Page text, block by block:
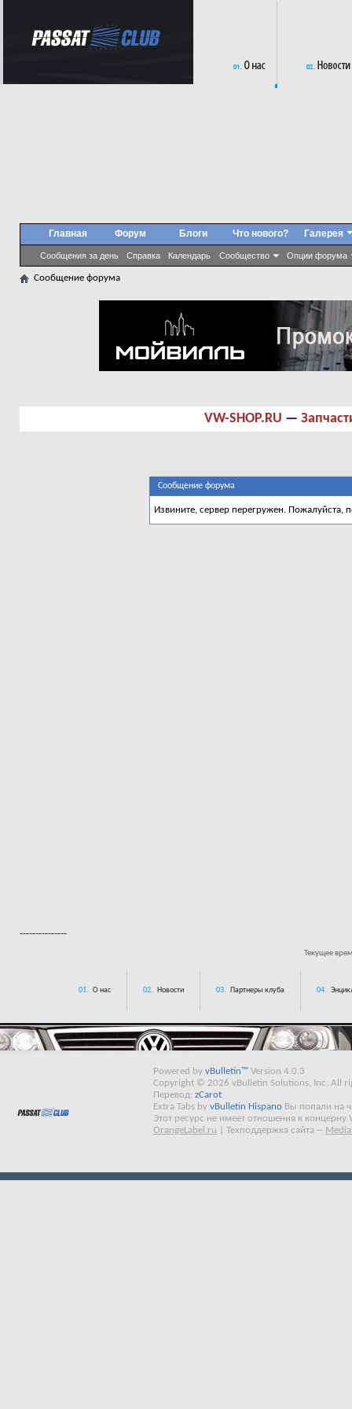
Главная Форум
Сообщения за день Справка Календарь Сообщество Опции форума
Блоги Что нового? Галерея
Сообщение форума
VW-SHOP.RU —
Сообщение форума
Извините, сервер перегружен. Пожалуйста,
---------------
Текущее
01. О нас 02. Новости 03. Партнеры клуба 04.
Powered by vBulletin™ Version 4.0.3
Copyright © 2026 vBulletin Solutions, Inc. All
Перевод: zCarot
Extra Tabs by vBulletin Hispano Вы попали на
Этот ресурс не имеет отношения к концерну
OrangeLabel.ru
Техподдержка сайта --